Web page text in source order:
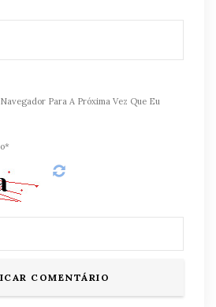
Para A Próxima Vez Que Eu